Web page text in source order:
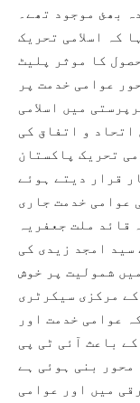
بھئ موجود تھے۔
کہ اسلامی تحریک
کا موثر پلیٹ
عوامی خدمت پر
میں اسلامی
اتحاد و اتفاق کی
تحریک پاکستان
قرار دیتے ہوئے
عوامی خدمت جاری
قائد ملت جعفریہ
سید امجد زیدی کی
شمولیت پر خوش
مرکزی سیکرٹری
عوامی خدمت اور
باعث آئی ٹی پی
محور بنی ہوئی ہے
میں اور عوامی